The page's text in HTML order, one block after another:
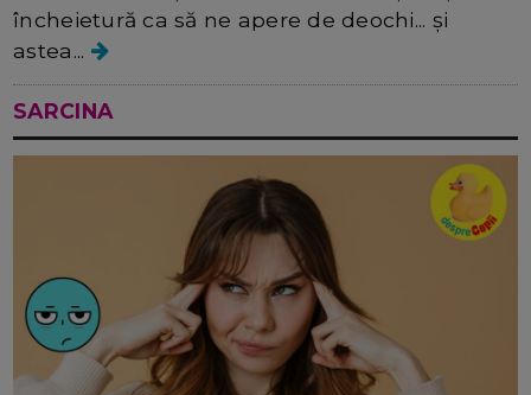
încheietură ca să ne apere de deochi... și
astea...
SARCINA